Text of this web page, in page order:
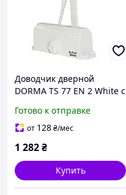
Доводчик дверной
DORMA TS 77 EN 2 White с
Готово к отправке
от 128₴/мес
1 282₴
Купить